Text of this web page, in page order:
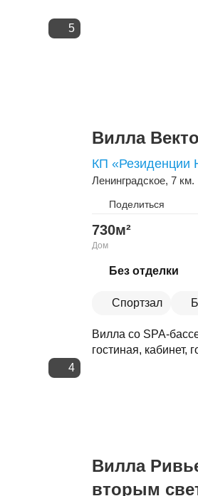
5
4
Вилла
КП «Резиденции
Ленинградское, 7 км.
Поделиться
730м²
Дом
Без отделки
Спортзал
Вилла со SPA-
гостиная, кабинет,
Вилла
вторым